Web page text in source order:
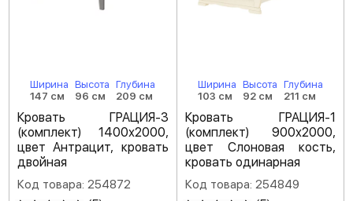
Ширина
147 см
Высота
96 см
Глубина
209 см
Кровать ГРАЦИЯ-3
(комплект) 1400х2000,
цвет Антрацит, кровать
двойная
Код товара: 254872
Ширина
103 см
Высота
92 см
Глубина
211 см
Кровать ГРАЦИЯ-1
(комплект) 900х2000,
цвет Слоновая кость,
кровать одинарная
Код товара: 254849